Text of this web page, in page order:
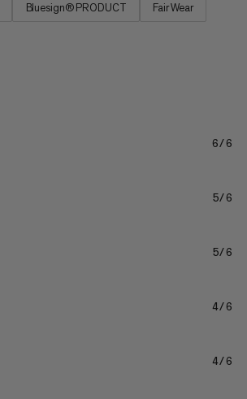
Bluesign® PRODUCT
Fair Wear
6/6
5/6
5/6
4/6
4/6